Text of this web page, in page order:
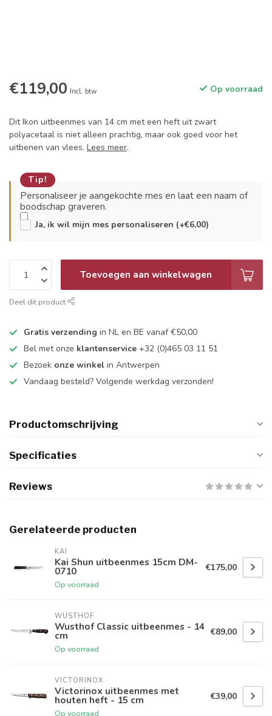
€119,00 Incl. btw Op voorraad
Dit Ikon uitbeenmes van 14 cm met een heft uit zwart
polyacetaal is niet alleen prachtig, maar ook goed voor het
uitbenen van vlees. Lees meer.
Tip!
Personaliseer je aangekochte mes en laat een naam of
boodschap graveren.
Ja, ik wil mijn mes personaliseren (+€6,00)
Toevoegen aan winkelwagen
Deel dit product
Gratis verzending in NL en BE vanaf €50,00
Bel met onze klantenservice +32 (0)465 03 11 51
Bezoek onze winkel in Antwerpen
Vandaag besteld? Volgende werkdag verzonden!
Productomschrijving
Specificaties
Reviews
Gerelateerde producten
KAI
Kai Shun uitbeenmes 15cm DM-
0710
Op voorraad
€175,00
WUSTHOF
Wusthof Classic uitbeenmes - 14
cm
Op voorraad
€89,00
VICTORINOX
Victorinox uitbeenmes met
houten heft - 15 cm
Op voorraad
€39,00